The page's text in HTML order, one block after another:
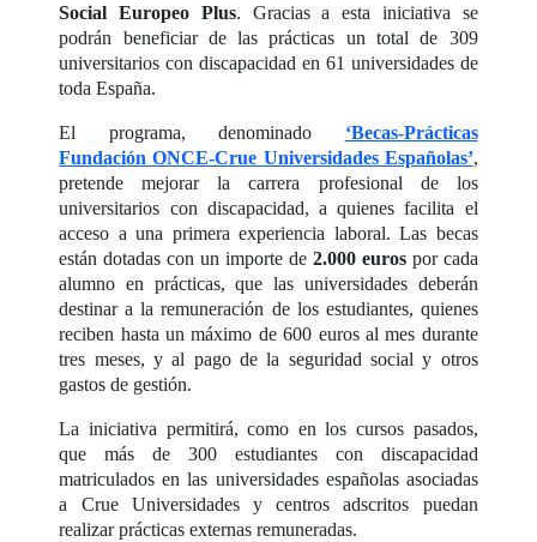
Social Europeo Plus. Gracias a esta iniciativa se
podrán beneficiar de las prácticas un total de 309
universitarios con discapacidad en 61 universidades de
toda España.
El programa, denominado ‘Becas-Prácticas
Fundación ONCE-Crue Universidades Españolas’,
pretende mejorar la carrera profesional de los
universitarios con discapacidad, a quienes facilita el
acceso a una primera experiencia laboral. Las becas
están dotadas con un importe de 2.000 eurospor cada
alumno en prácticas, que las universidades deberán
destinar a la remuneración de los estudiantes, quienes
reciben hasta un máximo de 600 euros al mes durante
tres meses, y al pago de la seguridad social y otros
gastos de gestión.
La iniciativa permitirá, como en los cursos pasados,
que más de 300 estudiantes con discapacidad
matriculados en las universidades españolas asociadas
a Crue Universidades y centros adscritos puedan
realizar prácticas externas remuneradas.